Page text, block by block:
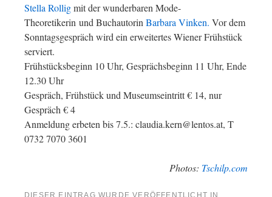
Stella Rolligmit der wunderbaren Mode-
Theoretikerin und Buchautorin Barbara Vinken. Vor dem
Sonntagsgespräch wird ein erweitertes Wiener Frühstück
serviert.
Frühstücksbeginn 10 Uhr, Gesprächsbeginn 11 Uhr, Ende
12.30 Uhr
Gespräch, Frühstück und Museumseintritt € 14, nur
Gespräch € 4
Anmeldung erbeten bis 7.5.: claudia.kern@lentos.at, T
0732 7070 3601
Photos: Tschilp.com
DIESER EINTRAG WURDE VERÖFFENTLICHT IN